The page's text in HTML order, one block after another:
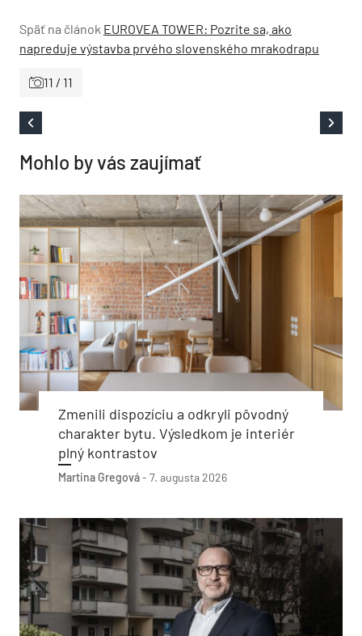
Späť na článok EUROVEA TOWER: Pozrite sa, ako
napreduje výstavba prvého slovenského mrakodrapu
11 / 11
Mohlo by vás zaujímať
Zmenili dispozíciu a odkryli pôvodný
charakter bytu. Výsledkom je interiér
plný kontrastov
Martina Gregová- 7. augusta 2026